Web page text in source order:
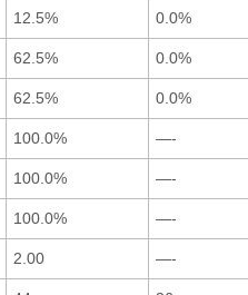
12.5% 0.0%
62.5% 0.0%
62.5% 0.0%
100.0% —-
100.0% —-
100.0% —-
2.00 —-